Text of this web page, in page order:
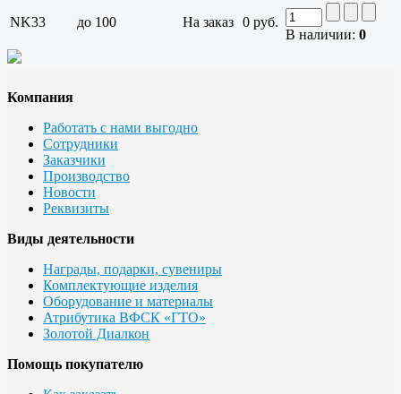
NK33 до 100 На заказ 0 руб.
В наличии: 0
Компания
Работать с нами выгодно
Сотрудники
Заказчики
Производство
Новости
Реквизиты
Виды деятельности
Награды, подарки, сувениры
Комплектующие изделия
Оборудование и материалы
Атрибутика ВФСК «ГТО»
Золотой Диалкон
Помощь покупателю